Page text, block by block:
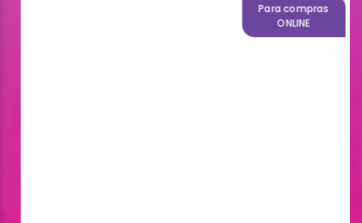
Para compras
ONLINE